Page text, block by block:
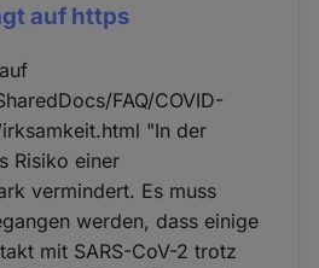
auf https
FAQ/COVID-
"In der
Risiko einer
vermindert. Es muss
werden, dass einige
mit SARS-CoV-2 trotz